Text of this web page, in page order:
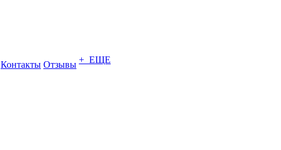
Контакты Отзывы + ЕЩЕ